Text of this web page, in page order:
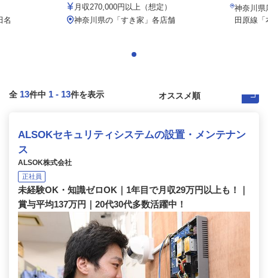
名
月収270,000円以上（想定）
神奈川県の「すき家」各店舗
神奈川県
田原線
全 13件中 1 - 13件を表示
ALSOKセキュリティシステムの設置・メンテナン
ス
ALSOK株式会社
正社員
未経験OK・知識ゼロOK｜1年目で月収29万円以上も！｜
賞与平均137万円｜20代30代多数活躍中！